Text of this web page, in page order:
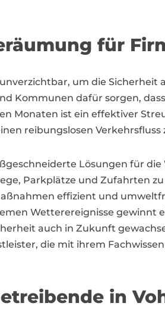
für
um die Sicherheit
Kommunen dafür sorgen,
Monaten ist ein effektiver
reibungslosen Verkehrsfluss
Lösungen für
Parkplätze und Zufahrten
effizient und
Wetterereignisse gewinnt
auch in Zukunft
die mit ihrem
in